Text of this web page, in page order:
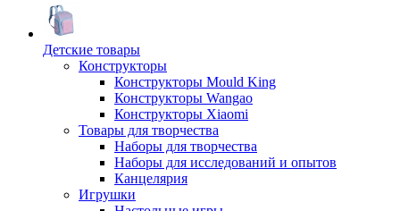
Детские товары
Конструкторы
Конструкторы Mould King
Конструкторы Wangao
Конструкторы Xiaomi
Товары для творчества
Наборы для творчества
Наборы для исследований и опытов
Канцелярия
Игрушки